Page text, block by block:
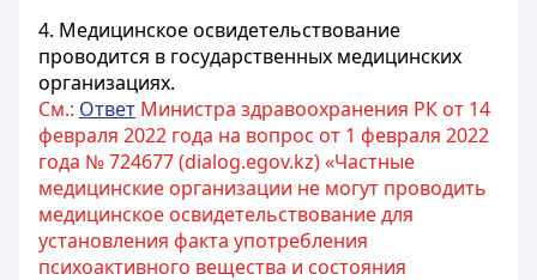
4. Медицинское освидетельствование
проводится в государственных медицинских
организациях.
См.: Ответ Министра здравоохранения РК от 14
февраля 2022 года на вопрос от 1 февраля 2022
года № 724677 (dialog.egov.kz) «Частные
медицинские организации не могут проводить
медицинское освидетельствование для
установления факта употребления
психоактивного вещества и состояния